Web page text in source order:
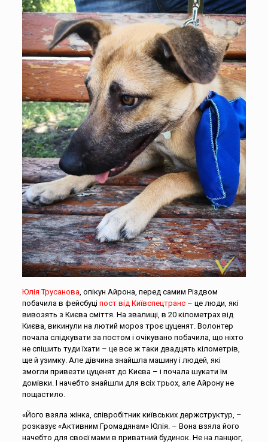
Юлія Трусанова, опікун Айрона, перед самим Різдвом
побачила в фейсбуці пост від Київспецтранс– це люди, які
вивозять з Києва сміття. На звалищі, в 20 кілометрах від
Києва, викинули на лютий мороз троє цуценят. Волонтер
почала слідкувати за постом і очікувано побачила, що ніхто
не спішить туди їхати – це все ж таки двадцять кілометрів,
ще й узимку. Але дівчина знайшла машину і людей, які
змогли привезти цуценят до Києва – і почала шукати їм
домівки. І начебто знайшли для всіх трьох, але Айрону не
пощастило.
«Його взяла жінка, співробітник київських держструктур, –
розказує «Активним Громадянам» Юлія. – Вона взяла його
начебто для своєї мами в приватний будинок. Не на ланцюг,